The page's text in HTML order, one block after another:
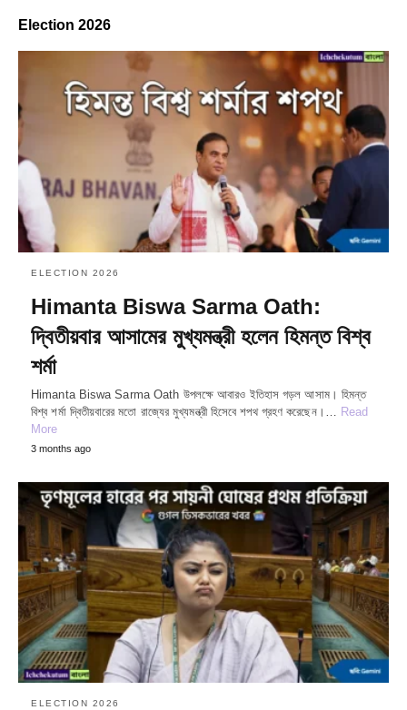
Election 2026
ELECTION 2026
Himanta Biswa Sarma Oath:
দ্বিতীয়বার আসামের মুখ্যমন্ত্রী হলেন হিমন্ত বিশ্ব
শর্মা
Himanta Biswa Sarma Oath উপলক্ষে আবারও ইতিহাস গড়ল আসাম। হিমন্ত
বিশ্ব শর্মা দ্বিতীয়বারের মতো রাজ্যের মুখ্যমন্ত্রী হিসেবে শপথ গ্রহণ করেছেন।… Read
More
3 months ago
ELECTION 2026